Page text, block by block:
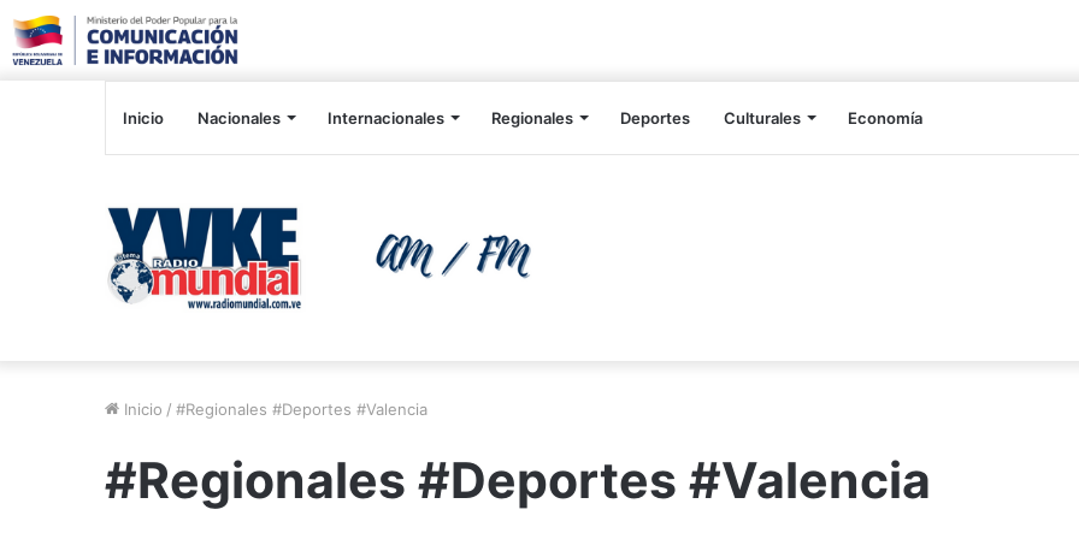
Inicio Nacionales Internacionales Regionales Deportes Culturales Economía
Inicio / #Regionales #Deportes #Valencia
#Regionales #Deportes #Valencia